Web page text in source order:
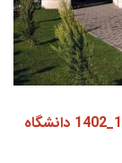
اطلاعیه برگزاری کلاس های ترم تابستان 1403_1402 دانشگاه